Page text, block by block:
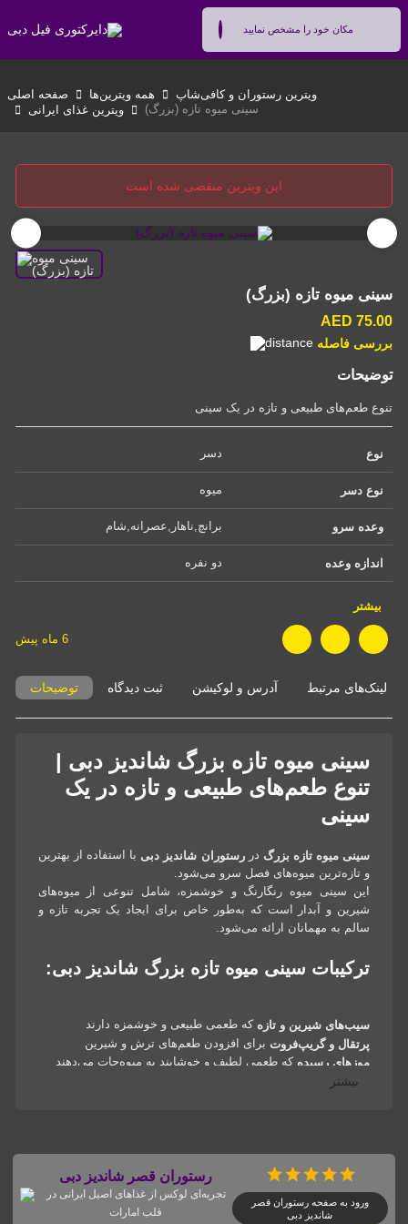
صفحه اصلی همه ویترین‌ها
ویترین رستوران و کافی‌شاپ
ویترین غذای ایرانی
سینی میوه تازه (بزرگ)
این ویترین منقضی شده است
سینی میوه تازه (بزرگ)
75.00 AED
بررسی فاصله
توضیحات
تنوع طعم‌های طبیعی و تازه در یک سینی
نوع دسر
نوع دسر میوه
وعده سرو برانچ,ناهار,عصرانه,شام
اندازه وعده دو نفره
ترکیبات اصلی
بیشتر
6 ماه پیش
توضیحات ثبت دیدگاه آدرس و لوکیشن لینک‌های مرتبط
سینی میوه تازه بزرگ شاندیز دبی |
تنوع طعم‌های طبیعی و تازه در یک
سینی
سینی میوه تازه بزرگ دررستوران شاندیز دبی با استفاده از بهترین
و تازه‌ترین میوه‌های فصل سرو می‌شود.
این سینی میوه رنگارنگ و خوشمزه، شامل تنوعی از میوه‌های
شیرین و آبدار است که به‌طور خاص برای ایجاد یک تجربه تازه و
سالم به مهمانان ارائه می‌شود.
ترکیبات سینی میوه تازه بزرگ شاندیز دبی:
سیب‌های شیرین و تازه که طعمی طبیعی و خوشمزه دارند
پرتقال و گریپ‌فروت برای افزودن طعم‌های ترش و شیرین
موزهای رسیده که طعمی لطیف و خوشایند به میوه‌جات می‌دهند
انگور تازه و آبدار
این سینی میوه، نه‌تنها از نظر طعم بلکه از نظر ظاهری نیز جذاب
است و می‌تواند گزینه‌ای مناسب برای پذیرایی در هر مناسبتی
باشد.
بیشتر
رستوران قصر شاندیز دبی
تجربه‌ای لوکس از غذاهای اصیل ایرانی در
قلب امارات
ورود به صفحه رستوران قصر
شاندیز دبی